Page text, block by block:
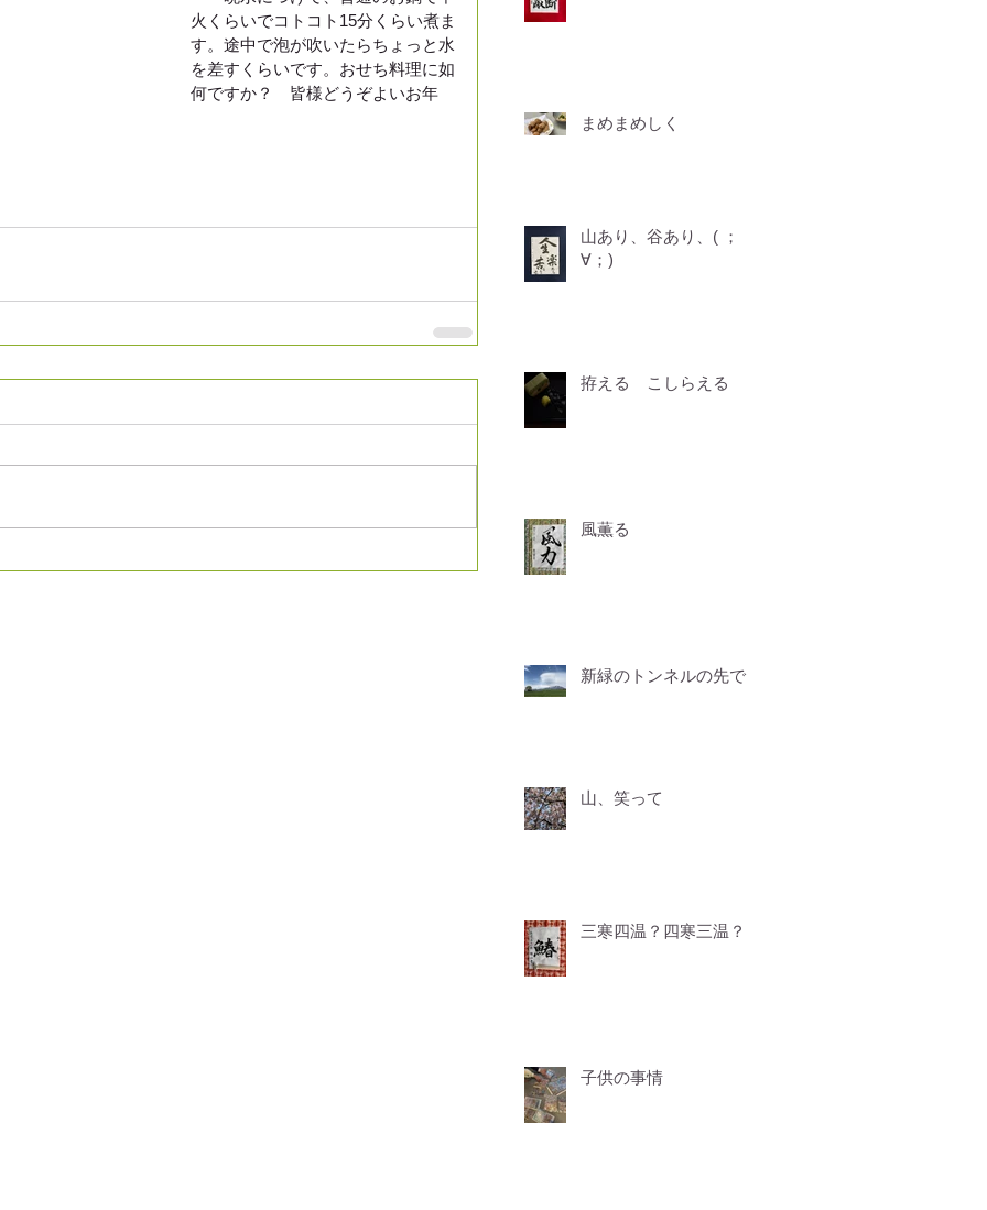
火くらいでコトコト15分くらい煮ま
す。途中で泡が吹いたらちょっと水
を差すくらいです。おせち料理に如
何ですか？　皆様どうぞよいお年
まめまめしく
山あり、谷あり、( ；
∀；)
拵える こしらえる
風薫る
新緑のトンネルの先で
山、笑って
三寒四温？四寒三温？
子供の事情